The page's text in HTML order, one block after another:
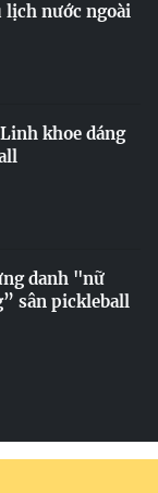
nước ngoài
khoe dáng
danh "nữ
sân pickleball